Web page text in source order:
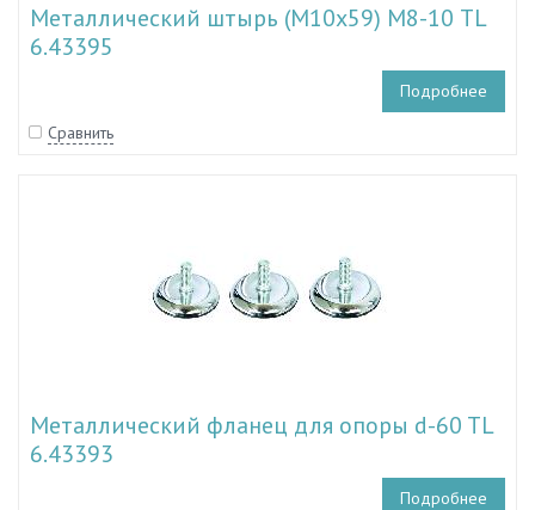
Металлический штырь (M10х59) М8-10 TL
6.43395
Подробнее
Сравнить
Металлический фланец для опоры d-60 TL
6.43393
Подробнее